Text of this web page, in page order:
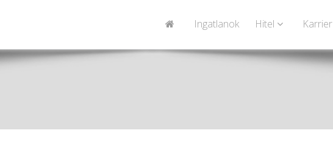
Ingatlanok Hitel Karrier